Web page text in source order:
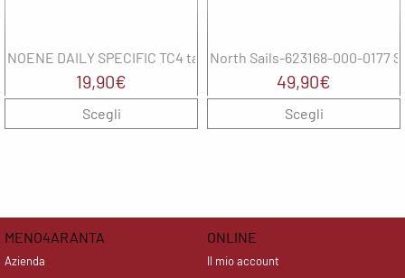
NOENE DAILY SPECIFIC TC4 tallonetta
19,90€
Scegli
North Sails-623168-000-0177
49,90€
Scegli
MENO4ARANTA
Azienda
ONLINE
Il mio account